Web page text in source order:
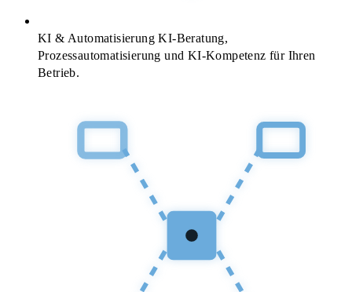
KI & AutomatisierungKI-Beratung,
Prozessautomatisierung und KI-Kompetenz für Ihren
Betrieb.